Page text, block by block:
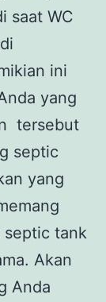
saat WC
ini
yang
tersebut
septic
yang
septic tank
Akan
Anda